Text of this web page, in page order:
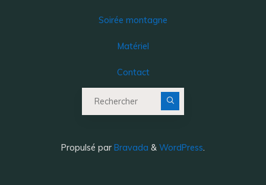
Soirée montagne
Matériel
Contact
Propulsé par Bravada & WordPress.